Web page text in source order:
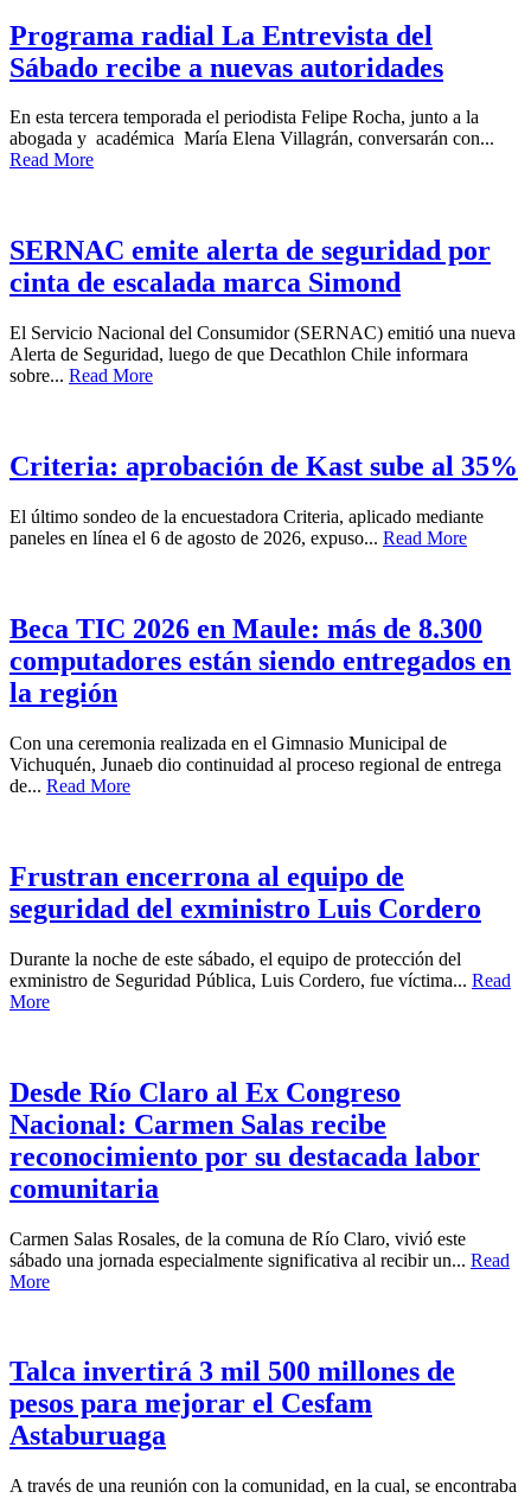
Programa radial La Entrevista del
Sábado recibe a nuevas autoridades
En esta tercera temporada el periodista Felipe Rocha, junto a la
abogada y académica María Elena Villagrán, conversarán con...
Read More
SERNAC emite alerta de seguridad por
cinta de escalada marca Simond
El Servicio Nacional del Consumidor (SERNAC) emitió una nueva
Alerta de Seguridad, luego de que Decathlon Chile informara
sobre... Read More
Criteria: aprobación de Kast sube al 35%
El último sondeo de la encuestadora Criteria, aplicado mediante
paneles en línea el 6 de agosto de 2026, expuso... Read More
Beca TIC 2026 en Maule: más de 8.300
computadores están siendo entregados en
la región
Con una ceremonia realizada en el Gimnasio Municipal de
Vichuquén, Junaeb dio continuidad al proceso regional de entrega
de... Read More
Frustran encerrona al equipo de
seguridad del exministro Luis Cordero
Durante la noche de este sábado, el equipo de protección del
exministro de Seguridad Pública, Luis Cordero, fue víctima... Read
More
Desde Río Claro al Ex Congreso
Nacional: Carmen Salas recibe
reconocimiento por su destacada labor
comunitaria
Carmen Salas Rosales, de la comuna de Río Claro, vivió este
sábado una jornada especialmente significativa al recibir un... Read
More
Talca invertirá 3 mil 500 millones de
pesos para mejorar el Cesfam
Astaburuaga
A través de una reunión con la comunidad, en la cual, se encontraba